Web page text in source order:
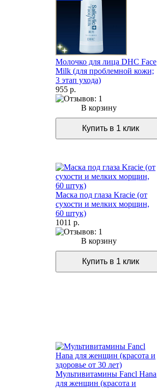
Молочко для лица DHC Face
Milk (для проблемной кожи;
3 этап ухода)
955 р.
В корзину
Маска под глаза Kracie (от
сухости и мелких морщин,
60 штук)
1011 р.
В корзину
Мультивитамины Fancl Hana
для женщин (красота и